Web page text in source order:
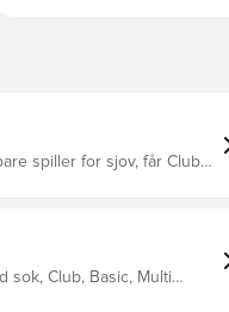
spiller for sjov, får Club-
sok, Club, Basic, Multi